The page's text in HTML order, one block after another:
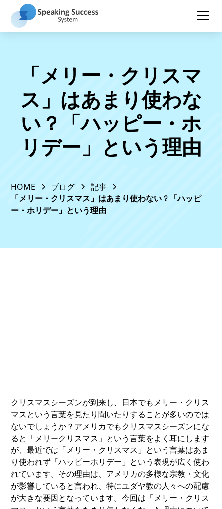
「メリー・クリスマ
ス」はあまり使わな
い？「ハッピー・ホ
リデー」という理由
HOME ブログ
記事
「メリー・クリスマス」はあまり使わない？「ハッピ
ー・ホリデー」という理由
クリスマスシーズンが到来し、日本でもメリー・クリス
マスという言葉を見たり聞いたりすることが多いのでは
ないでしょうか？アメリカでもクリスマスシーズンにな
ると「メリークリスマス」という言葉をよく耳にします
が、最近では「メリー・クリスマス」という言葉はあま
り使われず「ハッピーホリデー」という表現が広く使わ
れています。その理由は、アメリカの多様な宗教・文化
が影響していると言われ、特にユダヤ教の人々への配慮
が大きな要因となっています。今回は「メリー・クリス